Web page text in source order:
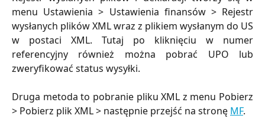
menu Ustawienia > Ustawienia finansów > Rejestr
wysłanych plików XML wraz z plikiem wysłanym do US
w postaci XML. Tutaj po kliknięciu w numer
referencyjny również można pobrać UPO lub
zweryfikować status wysyłki.
Druga metoda to pobranie pliku XML z menu Pobierz
> Pobierz plik XML > następnie przejść na stronę MF.